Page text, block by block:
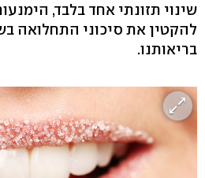
שינוי תזונתי אחד בלבד,
להקטין את סיכוני התחלואה
בריאותנו.